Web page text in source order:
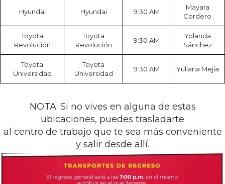
Hyundai Hyundai 9:30 AM
Mayara
Cordero
Toyota
Revolución
Toyota
Revolución
9:30 AM
Yolanda
Sánchez
Toyota
Universidad
Toyota
Universidad
9:30 AM Yuliana Mejía
NOTA: Si no vives en alguna de estas
ubicaciones, puedes trasladarte
al centro de trabajo que te sea más conveniente
y salir desde allí.